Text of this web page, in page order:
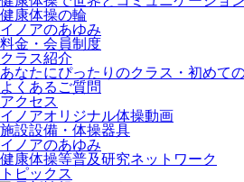
健康体操の輪
イノアのあゆみ
料金・会員制度
クラス紹介
あなたにぴったりのクラス・初めて
よくあるご質問
アクセス
イノアオリジナル体操動画
施設設備・体操器具
イノアのあゆみ
健康体操等普及研究ネットワーク
トピックス